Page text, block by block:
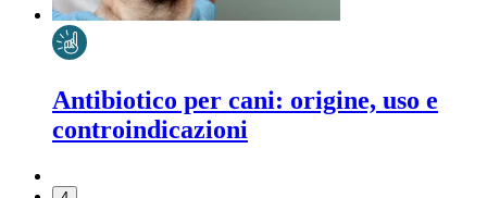
Antibiotico per cani: origine, uso e
controindicazioni